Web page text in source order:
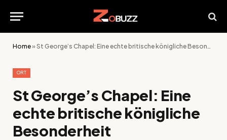
Home»St George’s Chapel: Eine echte britische königliche Besonderheit
ORT
St George’s Chapel: Eine
echte britische königliche
Besonderheit